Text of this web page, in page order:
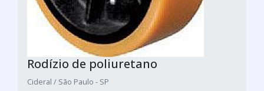
Rodízio de poliuretano
Cideral / São Paulo - SP